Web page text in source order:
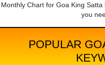
Monthly Chart for Goa King
you
POPULAR